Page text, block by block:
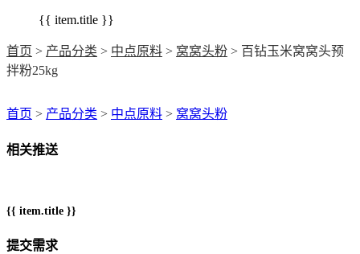
{{ item.title }}
首页 > 产品分类 > 中点原料 > 窝窝头粉 > 百钻玉米窝窝头预
拌粉25kg
首页 > 产品分类 > 中点原料 > 窝窝头粉
相关推送
{{ item.title }}
提交需求